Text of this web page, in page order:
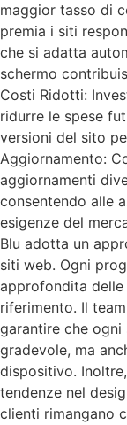
maggior tasso di
premia i siti
che si adatta
schermo
Costi Ridotti:
ridurre le spese
versioni del sito
Aggiornamento:
aggiornamenti
consentendo alle
esigenze del
Blu adotta un
siti web. Ogni
approfondita
riferimento. Il
garantire che
gradevole, ma
dispositivo.
tendenze nel
clienti rimangano